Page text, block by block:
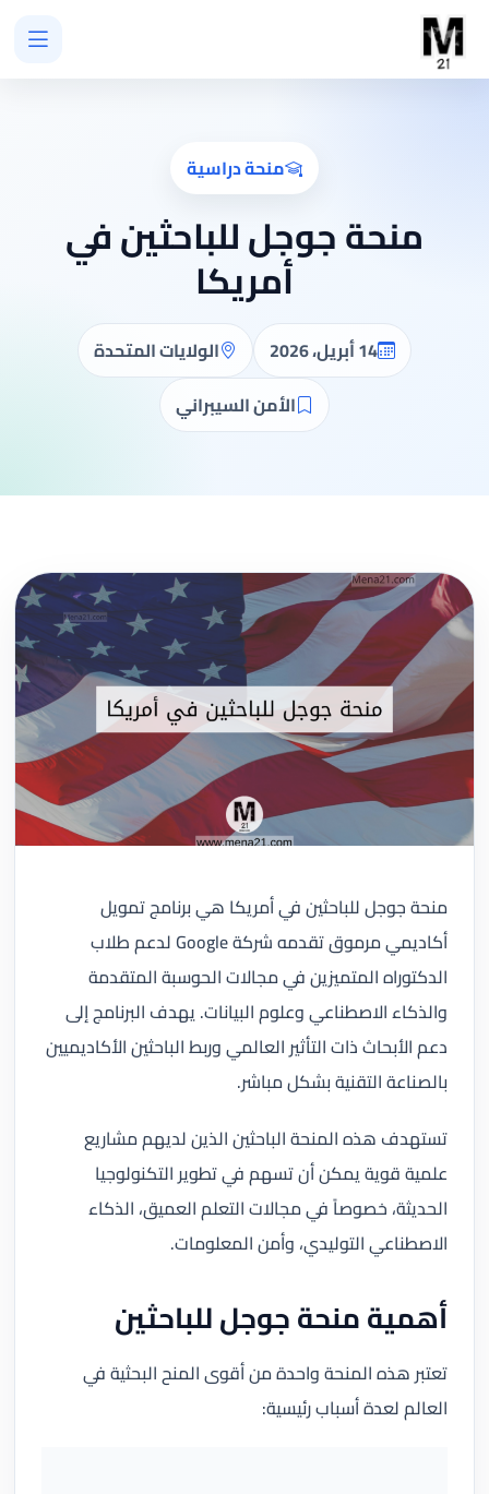
منحة دراسية
منحة جوجل للباحثين في
أمريكا
14 أبريل، 2026
الولايات المتحدة
الأمن السيبراني
منحة جوجل للباحثين في أمريكا هي برنامج تمويل
أكاديمي مرموق تقدمه شركة Google لدعم طلاب
الدكتوراه المتميزين في مجالات الحوسبة المتقدمة
والذكاء الاصطناعي وعلوم البيانات. يهدف البرنامج إلى
دعم الأبحاث ذات التأثير العالمي وربط الباحثين الأكاديميين
بالصناعة التقنية بشكل مباشر.
تستهدف هذه المنحة الباحثين الذين لديهم مشاريع
علمية قوية يمكن أن تسهم في تطوير التكنولوجيا
الحديثة، خصوصاً في مجالات التعلم العميق، الذكاء
الاصطناعي التوليدي، وأمن المعلومات.
أهمية منحة جوجل للباحثين
تعتبر هذه المنحة واحدة من أقوى المنح البحثية في
العالم لعدة أسباب رئيسية: